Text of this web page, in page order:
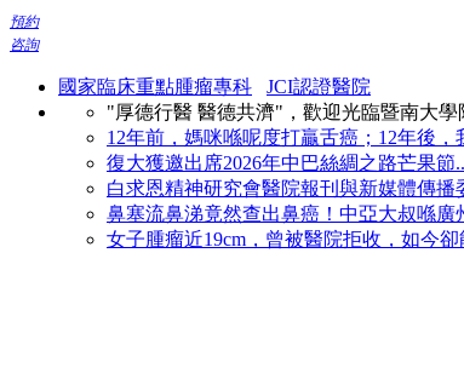
預約
咨詢
國家臨床重點腫瘤專科
JCI認證醫院
"厚德行醫 醫德共濟"，歡迎光臨暨南大
12年前，媽咪喺呢度打贏舌癌；12年後
復大獲邀出席2026年中巴絲綢之路芒果節..
白求恩精神研究會醫院報刊與新媒體傳播
鼻塞流鼻涕竟然查出鼻癌！中亞大叔喺廣
女子腫瘤近19cm，曾被醫院拒收，如今